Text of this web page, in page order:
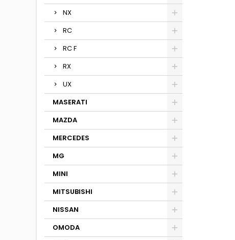
NX
RC
RC F
RX
UX
MASERATI
MAZDA
MERCEDES
MG
MINI
MITSUBISHI
NISSAN
OMODA